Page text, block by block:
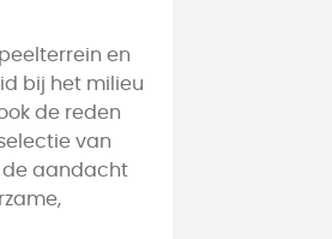
en
bij het milieu
de reden
van
de aandacht